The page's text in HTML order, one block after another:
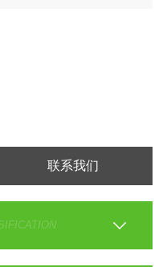
联系我们